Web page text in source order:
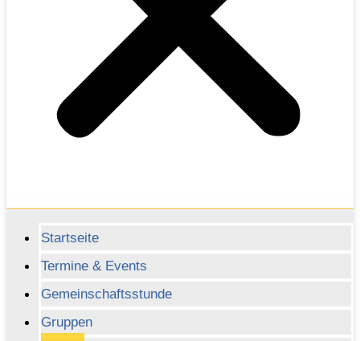
Startseite
Termine & Events
Gemeinschaftsstunde
Gruppen